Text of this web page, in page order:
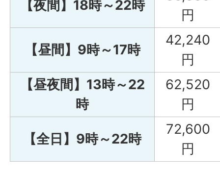
【夜間】18時～22時
円
【昼間】9時～17時
42,240
円
【昼夜間】13時～22
時
62,520
円
【全日】9時～22時
72,600
円